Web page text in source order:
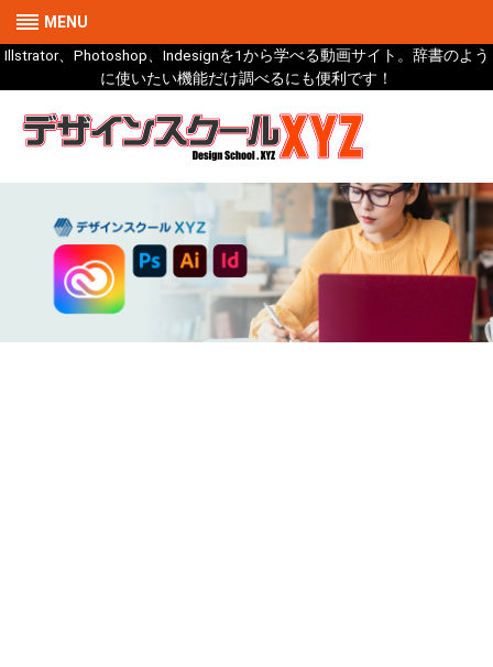
MENU
Illstrator、Photoshop、Indesignを1から学べる動画サイト。辞書のよう
に使いたい機能だけ調べるにも便利です！